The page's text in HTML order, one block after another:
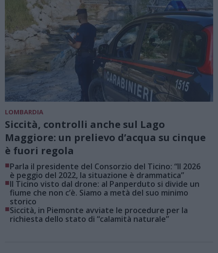
LOMBARDIA
Siccità, controlli anche sul Lago
Maggiore: un prelievo d’acqua su cinque
è fuori regola
■Parla il presidente del Consorzio del Ticino: “Il 2026
è peggio del 2022, la situazione è drammatica”
■Il Ticino visto dal drone: al Panperduto si divide un
fiume che non c’è. Siamo a metà del suo minimo
storico
■Siccità, in Piemonte avviate le procedure per la
richiesta dello stato di “calamità naturale”